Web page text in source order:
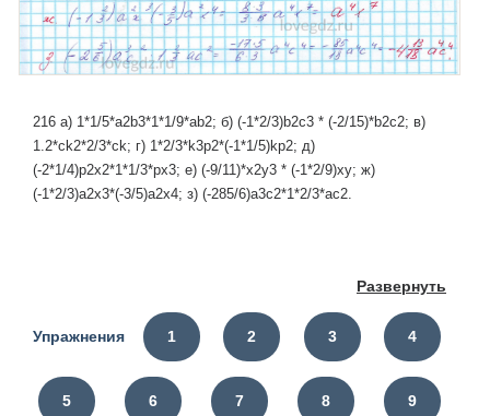
Развернуть
216 а) 1*1/5*a2b3*1*1/9*ab2; б) (-1*2/3)b2c3 * (-2/15)*b2c2; в)
1.2*ck2*2/3*ck; г) 1*2/3*k3p2*(-1*1/5)kp2; д)
(-2*1/4)p2x2*1*1/3*px3; е) (-9/11)*x2y3 * (-1*2/9)xy; ж)
(-1*2/3)a2x3*(-3/5)a2x4; з) (-285/6)a3c2*1*2/3*ac2.
Упражнения 1 2 3 4
5 6 7 8 9